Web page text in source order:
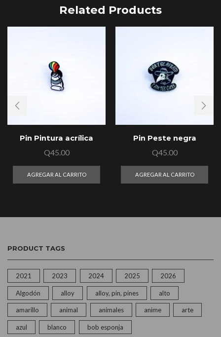
Related Products
Pin Pintura acrílica
Q45.00
AGREGAR AL CARRITO
Pin Peste negra
Q45.00
AGREGAR AL CARRITO
PRODUCT TAGS
2021 2023 2024 2025 2026
Algodón alloy alloy, pin, pines alto
amarillo animal animales anime arte
azul blanco bob esponja